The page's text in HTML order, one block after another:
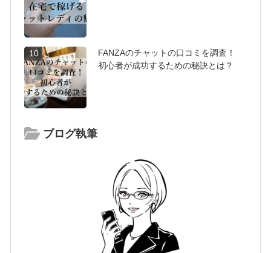
10
FANZAのチャットの口コミを調査！
初心者が成功するための秘訣とは？
ブログ執筆